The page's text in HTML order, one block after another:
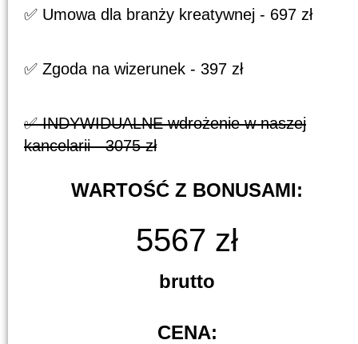
✅ Umowa dla branży kreatywnej - 697 zł
✅ Zgoda na wizerunek - 397 zł
✅ INDYWIDUALNE wdrożenie w naszej
kancelarii - 3075 zł
WARTOŚĆ Z BONUSAMI:
5567 zł
brutto
CENA: